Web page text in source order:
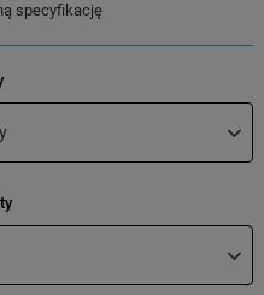
specyfikację